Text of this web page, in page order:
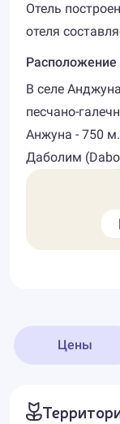
Отель
отеля
Расположение
В селе
песчано-
Анжуна - 750
Даболим
Цены